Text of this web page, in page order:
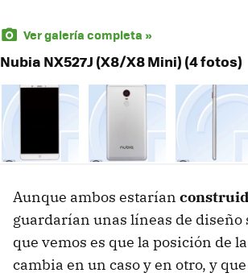
Ver galería completa »
Nubia NX527J (X8/X8 Mini) (4 fotos)
Aunque ambos estarían
guardarían unas líneas de diseño
que vemos es que la posición de
cambia en un caso y en otro, y que